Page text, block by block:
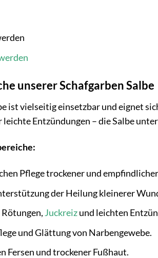
unserer Schafgarben Salbe
ist vielseitig einsetzbar und eignet
leichte Entzündungen – die Salbe
Pflege trockener und
der Heilung kleinerer
Rötungen,Juckreizund leichten
und Glättung von Narbengewebe.
Fersen und trockener Fußhaut.